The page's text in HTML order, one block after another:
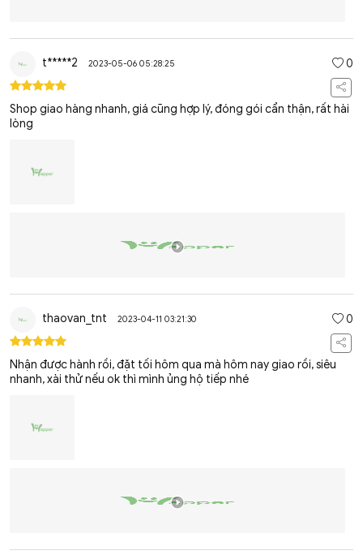
t*****2 2023-05-06 05:28:25 0
Shop giao hàng nhanh, giá cũng hợp lý, đóng gói cẩn thận, rất hài
lòng
thaovan_tnt 2023-04-11 03:21:30 0
Nhận được hành rồi, đặt tối hôm qua mà hôm nay giao rồi, siêu
nhanh, xài thử nếu ok thì mình ủng hộ tiếp nhé